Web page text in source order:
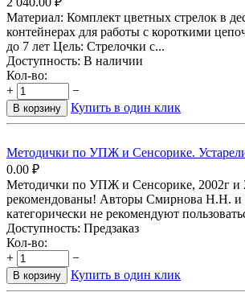
Материал: Комплект цветных стрелок в
контейнерах для работы с короткими
до 7 лет Цель: Стрелочки с...
Доступность: В наличии
Кол-во:
+
−
В корзину Купить в один клик
Методички по УПЖ и Сенсорике.
0.00 ₽
Методички по УПЖ и Сенсорике, 2002г и
рекомендованы! Авторы Смирнова Н.Н. и
категорически не рекомендуют
Доступность: Предзаказ
Кол-во:
+
−
В корзину Купить в один клик